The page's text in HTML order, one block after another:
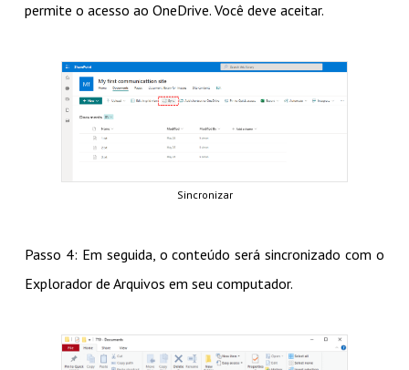
permite o acesso ao OneDrive. Você deve aceitar.
Sincronizar
Passo 4: Em seguida, o conteúdo será sincronizado com o
Explorador de Arquivos em seu computador.